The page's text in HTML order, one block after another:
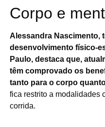
Corpo e
Alessandra Nascimento,
desenvolvimento físico-
Paulo, destaca que,
têm comprovado os
tanto para o corpo
fica restrito a modalidades
corrida.